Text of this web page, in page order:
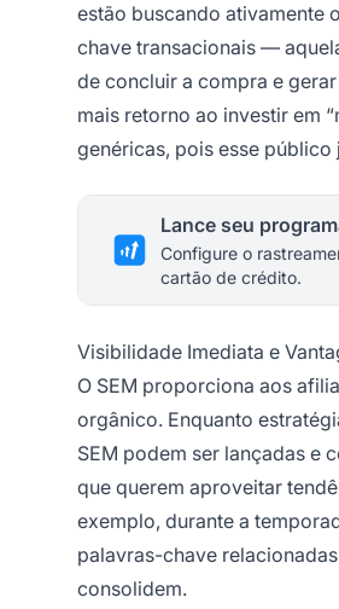
estão buscando ativamente
chave transacionais —
de concluir a compra e
mais retorno ao investir em
genéricas, pois esse
Lance seu
Configure o
cartão de crédito.
Visibilidade Imediata e
O SEM proporciona aos
orgânico. Enquanto
SEM podem ser lançadas e
que querem aproveitar
exemplo, durante a
palavras-chave
consolidem.